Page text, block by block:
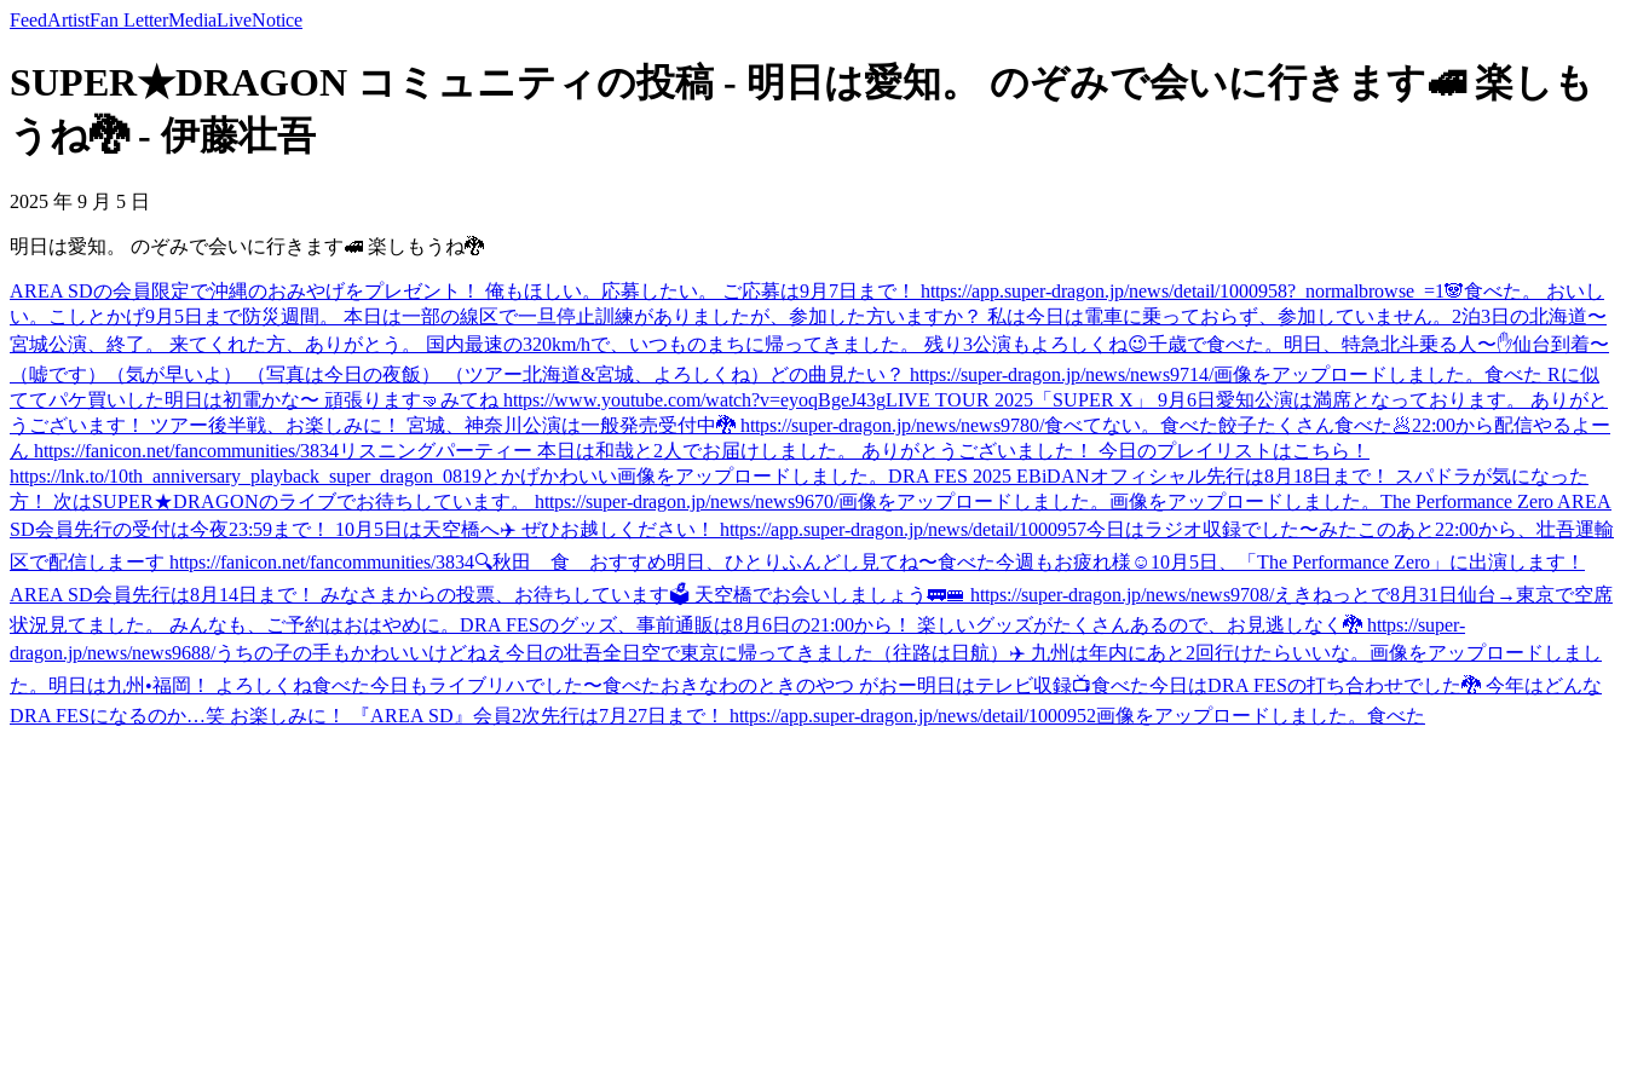
FeedArtistFan LetterMediaLiveNotice
SUPER★DRAGON コミュニティの投稿 - 明日は愛知。 のぞみで会いに行きます🚅 楽しも
うね🐉 - 伊藤壮吾
2025 年 9 月 5 日
明日は愛知。 のぞみで会いに行きます🚅 楽しもうね🐉
AREA SDの会員限定で沖縄のおみやげをプレゼント！ 俺もほしい。応募したい。 ご応募は9月7日まで！ https://app.super-dragon.jp/news/detail/1000958?_normalbrowse_=1🐼食べた。 おいし
い。
こしとかげ9月5日まで防災週間。 本日は一部の線区で一旦停止訓練がありましたが、参加した方いますか？ 私は今日は電車に乗っておらず、参加していません。 2泊3日の北海道〜
宮城公演、終了。 来てくれた方、ありがとう。 国内最速の320km/hで、いつものまちに帰ってきました。 残り3公演もよろしくね😉千歳で食べた。 明日、特急北斗乗る人〜✋仙台到着〜
（嘘です）（気が早いよ） （写真は今日の夜飯） （ツアー北海道&宮城、よろしくね）
どの曲見たい？ https://super-dragon.jp/news/news9714/画像をアップロードしました。 食べた Rに似
ててパケ買いした明日は初電かな〜 頑張ります🤜 みてね https://www.youtube.com/watch?v=eyoqBgeJ43gLIVE TOUR 2025「SUPER X」 9月6日愛知公演は満席となっております。 ありがと
うございます！ ツアー後半戦、お楽しみに！ 宮城、神奈川公演は一般発売受付中🐉 https://super-dragon.jp/news/news9780/食べてない。 食べた餃子たくさん食べた🥟22:00から配信やるよー
ん https://fanicon.net/fancommunities/3834リスニングパーティー 本日は和哉と2人でお届けしました。 ありがとうございました！ 今日のプレイリストはこちら！
https://lnk.to/10th_anniversary_playback_super_dragon_0819とかげかわいい画像をアップロードしました。 DRA FES 2025 EBiDANオフィシャル先行は8月18日まで！ スパドラが気になった
方！ 次はSUPER★DRAGONのライブでお待ちしています。 https://super-dragon.jp/news/news9670/画像をアップロードしました。 画像をアップロードしました。 The Performance Zero AREA
SD会員先行の受付は今夜23:59まで！ 10月5日は天空橋へ✈️ ぜひお越しください！ https://app.super-dragon.jp/news/detail/1000957今日はラジオ収録でした〜みた このあと22:00から、壮吾運輸
区で配信しまーす https://fanicon.net/fancommunities/3834🔍秋田 食 おすすめ明日、ひとりふんどし見てね〜食べた今週もお疲れ様☺️ 10月5日、「The Performance Zero」に出演します！
AREA SD会員先行は8月14日まで！ みなさまからの投票、お待ちしています🗳️ 天空橋でお会いしましょう🚃🚝 https://super-dragon.jp/news/news9708/えきねっとで8月31日仙台→東京で空席
状況見てました。 みんなも、ご予約はおはやめに。 DRA FESのグッズ、事前通販は8月6日の21:00から！ 楽しいグッズがたくさんあるので、お見逃しなく🐉 https://super-
dragon.jp/news/news9688/うちの子の手もかわいいけどねえ 今日の壮吾全日空で東京に帰ってきました（往路は日航）✈️ 九州は年内にあと2回行けたらいいな。 画像をアップロードしまし
た。 明日は九州•福岡！ よろしくね食べた今日もライブリハでした〜食べたおきなわのときのやつ がおー明日はテレビ収録📺食べた今日はDRA FESの打ち合わせでした🐉 今年はどんな
DRA FESになるのか…笑 お楽しみに！ 『AREA SD』会員2次先行は7月27日まで！ https://app.super-dragon.jp/news/detail/1000952画像をアップロードしました。 食べた